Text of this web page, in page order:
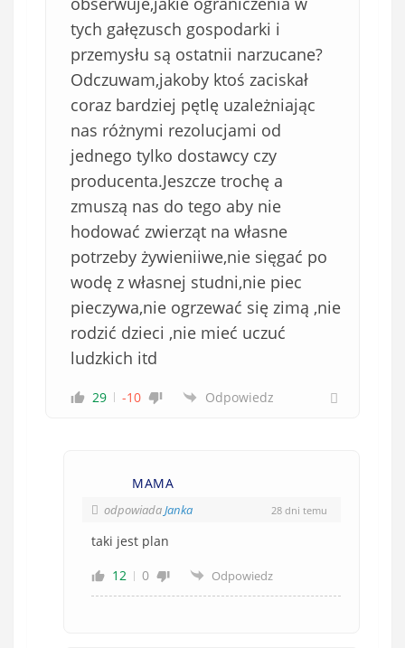
tych gałęzusch gospodarki i
przemysłu są ostatnii narzucane?
Odczuwam,jakoby ktoś zaciskał
coraz bardziej pętlę uzależniając
nas różnymi rezolucjami od
jednego tylko dostawcy czy
producenta.Jeszcze trochę a
zmuszą nas do tego aby nie
hodować zwierząt na własne
potrzeby żywieniiwe,nie sięgać po
wodę z własnej studni,nie piec
pieczywa,nie ogrzewać się zimą ,nie
rodzić dzieci ,nie mieć uczuć
ludzkich itd
29 -10 Odpowiedz
MAMA
odpowiadaJanka 28 dni temu
taki jest plan
12
0 Odpowiedz